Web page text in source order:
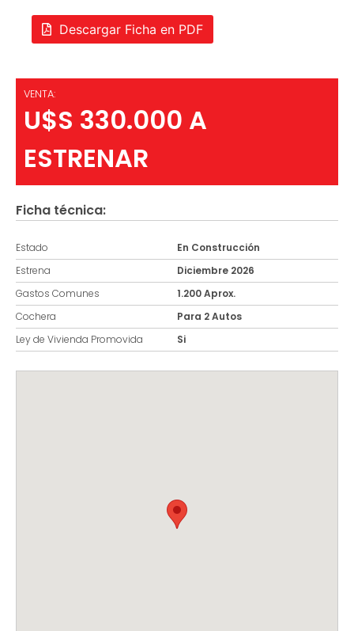
Descargar Ficha en PDF
VENTA:
U$S 330.000 A
ESTRENAR
Ficha técnica:
Estado
En Construcción
Estrena
Diciembre 2026
Gastos Comunes
1.200 Aprox.
Cochera
Para 2 Autos
Ley de Vivienda Promovida
Si